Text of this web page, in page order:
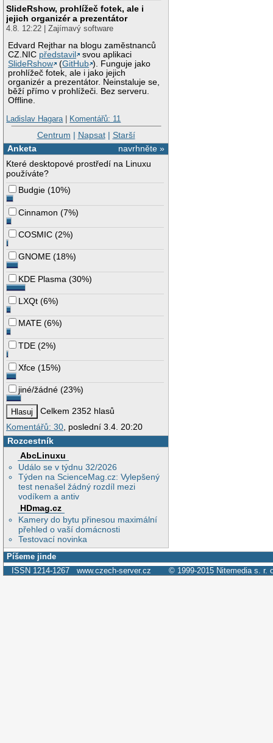
SlideRshow, prohlížeč fotek, ale i
jejich organizér a prezentátor
4.8. 12:22 | Zajímavý software
Edvard Rejthar na blogu zaměstnanců
CZ.NIC představil
svou aplikaci
SlideRshow
(GitHub ). Funguje jako
prohlížeč fotek, ale i jako jejich
organizér a prezentátor. Neinstaluje se,
běží přímo v prohlížeči. Bez serveru.
Offline.
Ladislav Hagara| Komentářů: 11
Centrum | Napsat| Starší
navrhněte »
Anketa
Které desktopové prostředí na Linuxu
používáte?
Budgie (10%)
Cinnamon (7%)
COSMIC (2%)
GNOME (18%)
KDE Plasma (30%)
LXQt (6%)
MATE (6%)
TDE (2%)
Xfce (15%)
jiné/žádné (23%)
Celkem 2352 hlasů
Komentářů: 30 , poslední 3.4. 20:20
Rozcestník
AbcLinuxu
Událo se v týdnu 32/2026
Týden na ScienceMag.cz: Vylepšený
test nenašel žádný rozdíl mezi
vodíkem a antiv
HDmag.cz
Kamery do bytu přinesou maximální
přehled o vaší domácnosti
Testovací novinka
Píšeme jinde
ISSN 1214-1267 www.czech-server.cz © 1999-2015 Nitemedia s. r.